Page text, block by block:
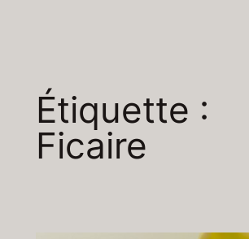
Étiquette :
Ficaire